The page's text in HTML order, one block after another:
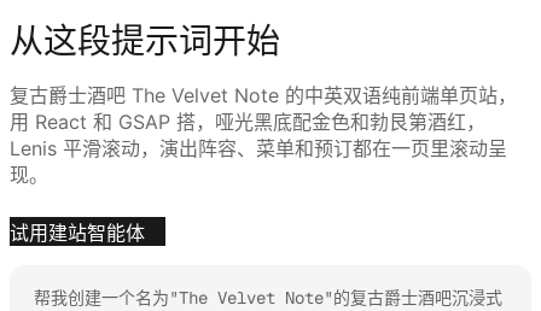
从这段提示词开始
复古爵士酒吧 The Velvet Note 的中英双语纯前端单页站，
用 React 和 GSAP 搭，哑光黑底配金色和勃艮第酒红，
Lenis 平滑滚动，演出阵容、菜单和预订都在一页里滚动呈
现。
试用建站智能体
帮我创建一个名为"The Velvet Note"的复古爵士酒吧沉浸式